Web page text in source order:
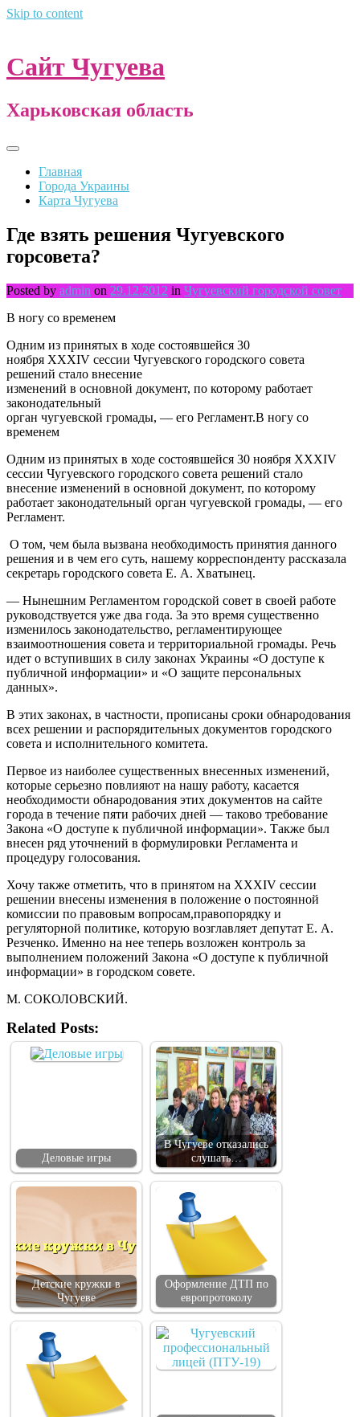
Skip to content
Сайт Чугуева
Харьковская область
Главная
Города Украины
Карта Чугуева
Где взять решения Чугуевского
горсовета?
Posted by admin on 29.12.2012 in Чугуевский городской совет
В ногу со временем
Одним из принятых в ходе состоявшейся 30
ноября XXXIV сессии Чугуевского городского совета
решений стало внесение
изменений в основной документ, по которому работает
законодательный
орган чугуевской громады, — его Регламент.В ногу со
временем
Одним из принятых в ходе состоявшейся 30 ноября XXXIV
сессии Чугуевского городского совета решений стало
внесение изменений в основной документ, по которому
работает законодательный орган чугуевской громады, — его
Регламент.
О том, чем была вызвана необходимость принятия данного
решения и в чем его суть, нашему корреспонденту рассказала
секретарь городского совета Е. А. Хватынец.
— Нынешним Регламентом городской совет в своей работе
руководствуется уже два года. За это время существенно
изменилось законодательство, регламентирующее
взаимоотношения совета и территориальной громады. Речь
идет о вступивших в силу законах Украины «О доступе к
публичной информации» и «О защите персональных
данных».
В этих законах, в частности, прописаны сроки обнародования
всех решении и распорядительных документов городского
совета и исполнительного комитета.
Первое из наиболее существенных внесенных изменений,
которые серьезно повлияют на нашу работу, касается
необходимости обнародования этих документов на сайте
города в течение пяти рабочих дней — таково требование
Закона «О доступе к публичной информации». Также был
внесен ряд уточнений в формулировки Регламента и
процедуру голосования.
Хочу также отметить, что в принятом на XXXIV сессии
решении внесены изменения в положение о постоянной
комиссии по правовым вопросам,правопорядку и
регуляторной политике, которую возглавляет депутат Е. А.
Резченко. Именно на нее теперь возложен контроль за
выполнением положений Закона «О доступе к публичной
информации» в городском совете.
М. СОКОЛОВСКИЙ.
Related Posts:
Деловые игры
В Чугуеве отказались
слушать…
Детские кружки в
Чугуеве
Оформление ДТП по
европротоколу